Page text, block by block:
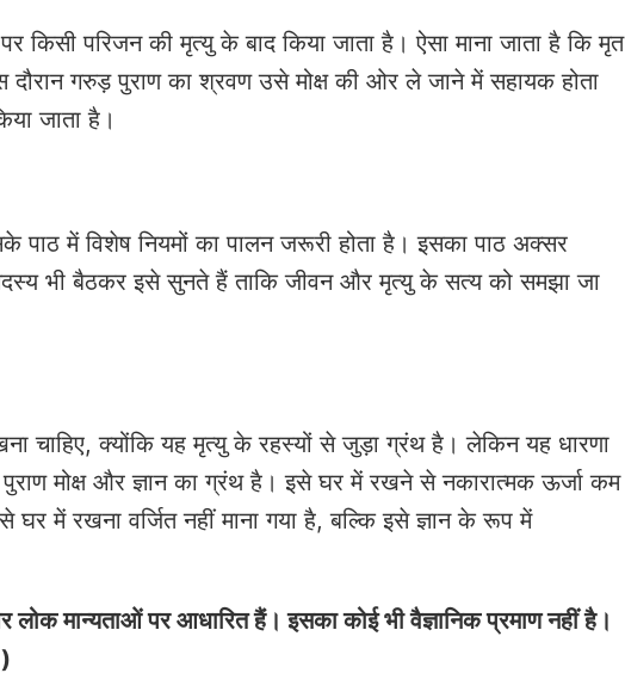
किसी परिजन की मृत्यु के बाद किया जाता है। ऐसा माना जाता है कि मृत
गरुड़ पुराण का श्रवण उसे मोक्ष की ओर ले जाने में सहायक होता
जाता है।
पाठ में विशेष नियमों का पालन जरूरी होता है। इसका पाठ अक्सर
भी बैठकर इसे सुनते हैं ताकि जीवन और मृत्यु के सत्य को समझा जा
चाहिए, क्योंकि यह मृत्यु के रहस्यों से जुड़ा ग्रंथ है। लेकिन यह धारणा
मोक्ष और ज्ञान का ग्रंथ है। इसे घर में रखने से नकारात्मक ऊर्जा कम
में रखना वर्जित नहीं माना गया है, बल्कि इसे ज्ञान के रूप में
मान्यताओं पर आधारित हैं। इसका कोई भी वैज्ञानिक प्रमाण नहीं है।